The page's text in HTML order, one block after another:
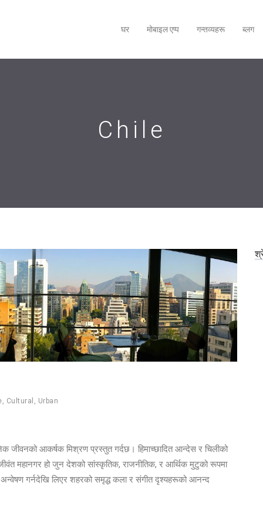
घर मोबाइल एप्‍प गन्तव्यहरू ब्लग
Chile
, Cultural , Urban
जीवनको आकर्षक मिश्रण प्रस्तुत गर्दछ। हिमाच्छादित आन्देस र चिलीको
महानगर हो जुन देशको सांस्कृतिक, राजनीतिक, र आर्थिक मुटुको रूपमा
गर्नदेखि लिएर शहरको समृद्ध कला र संगीत दृश्यहरूको आनन्द